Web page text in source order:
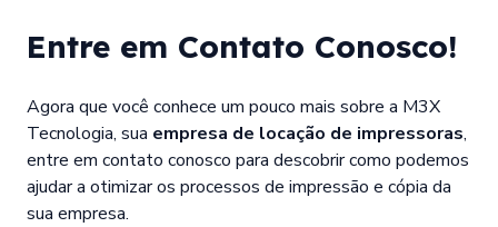
Entre em Contato Conosco!
Agora que você conhece um pouco mais sobre a M3X
Tecnologia, sua empresa de locação de impressoras,
entre em contato conosco para descobrir como podemos
ajudar a otimizar os processos de impressão e cópia da
sua empresa.